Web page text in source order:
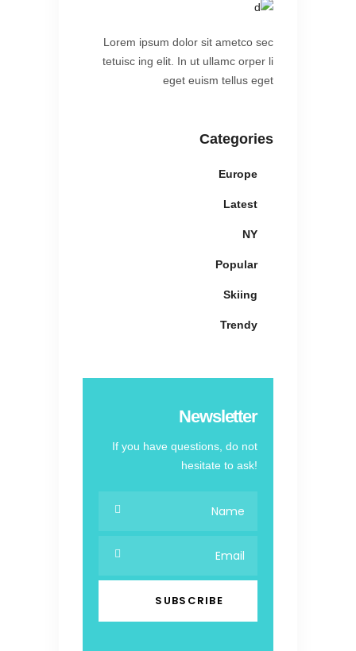
Lorem ipsum dolor sit ametco sec
tetuisc ing elit. In ut ullamc orper li
eget euism tellus eget
Categories
Europe
Latest
NY
Popular
Skiing
Trendy
Newsletter
If you have questions, do not
hesitate to ask!